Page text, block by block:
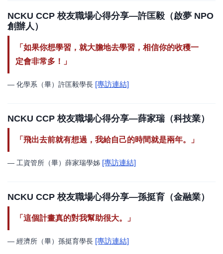
NCKU CCP 校友職場心得分享—許匡毅（啟夢 NPO
創辦人）
「如果你想學習，就大膽地去學習，相信你的收穫一
定會非常多！」
— 化學系（畢）許匡毅學長 [專訪連結]
NCKU CCP 校友職場心得分享—薛家瑞（科技業）
「飛出去前就有想過，我給自己的時間就是兩年。」
— 工資管所（畢）薛家瑞學姊 [專訪連結]
NCKU CCP 校友職場心得分享—孫挺育（金融業）
「這個計畫真的對我幫助很大。」
— 經濟所（畢）孫挺育學長 [專訪連結]